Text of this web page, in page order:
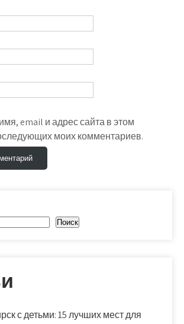
email и адрес сайта в этом
моих комментариев.
Поиск
с детьми: 15 лучших мест для